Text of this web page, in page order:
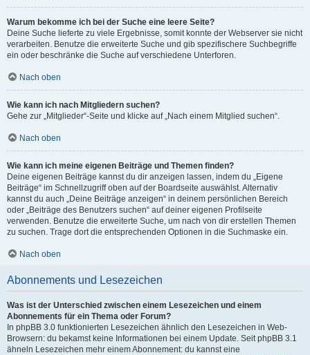
Warum bekomme ich bei der Suche eine leere Seite?
Deine Suche lieferte zu viele Ergebnisse, somit konnte der Webserver sie nicht
verarbeiten. Benutze die erweiterte Suche und gib spezifischere Suchbegriffe
ein oder beschränke die Suche auf verschiedene Unterforen.
Nach oben
Wie kann ich nach Mitgliedern suchen?
Gehe zur „Mitglieder“-Seite und klicke auf „Nach einem Mitglied suchen“.
Nach oben
Wie kann ich meine eigenen Beiträge und Themen finden?
Deine eigenen Beiträge kannst du dir anzeigen lassen, indem du „Eigene
Beiträge“ im Schnellzugriff oben auf der Boardseite auswählst. Alternativ
kannst du auch „Deine Beiträge anzeigen“ in deinem persönlichen Bereich
oder „Beiträge des Benutzers suchen“ auf deiner eigenen Profilseite
verwenden. Benutze die erweiterte Suche, um nach von dir erstellen Themen
zu suchen. Trage dort die entsprechenden Optionen in die Suchmaske ein.
Nach oben
Abonnements und Lesezeichen
Was ist der Unterschied zwischen einem Lesezeichen und einem
Abonnements für ein Thema oder Forum?
In phpBB 3.0 funktionierten Lesezeichen ähnlich den Lesezeichen in Web-
Browsern: du bekamst keine Informationen bei einem Update. Seit phpBB 3.1
ähneln Lesezeichen mehr einem Abonnement: du kannst eine